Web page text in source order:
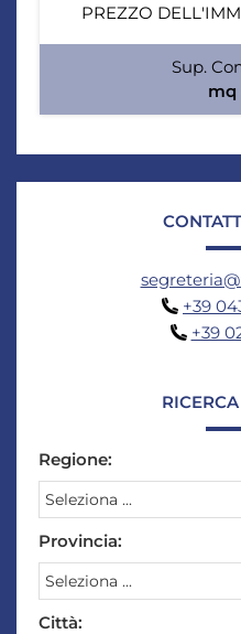
PREZZO
Sup.
mq
+39
+39
Regione:
Provincia:
Città: